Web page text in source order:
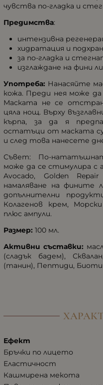
чувства по-гладка и
Предимства:
интензивна
хидратация и
за по-гладка и
изглаждане на фини
Употреба: Нанасяйте
кожа. Преди нея може да
Маската не се
цяла нощ. Върху
кърпа, за да я
остатъци от маската
и след това нанесете
Съвет: По-
може да се стимулира с
Avocado, Golden
намаляване на фините
допълнителни
Колагенов крем,
плюс ампули.
Размер: 100 мл.
Активни съставки:
(сладък бадем),
(танин), Пептиди,
Ефект
Бръчки по лицето
Еластичност
Кашмирена мекота